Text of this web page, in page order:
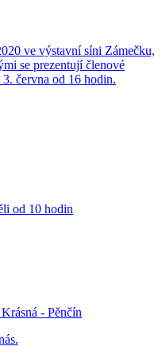
ve výstavní síni Zámečku,
se prezentují členové
června od 16 hodin.
od 10 hodin
- Pěnčín